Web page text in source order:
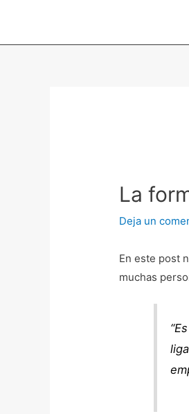
contenido
La
Deja un
En este post
muchas